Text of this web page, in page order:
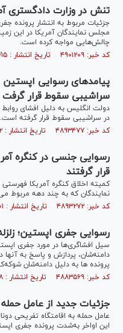
تنش در وزارت دادگستری
جزئیات مربوط به انتشار پرونده
مجلس نمایندگان آمریکا در این
چالش‌هایی مواجه کرده است.
کد خبر: ۴۹۰۱۲۰۹ تاریخ انتشار : ۱۴۰۵/۰۳/۱۵
پیامدهای رسوایی اپستین
سراشیبی سقوط قرار گرفت
دولت انگلیس به دلیل افشای
در سراشیبی سقوط قرار گرفته است.
کد خبر: ۴۸۹۳۴۷۷ تاریخ انتشار : ۱۴۰۵/۰۲/۰۲
رسوایی جنسی در کنگره
قرار گرفتند
کمیته اخلاق کنگره آمریکا
نمایندگان که به چند دهه مربوط
کد خبر: ۴۸۹۳۲۷۲ تاریخ انتشار : ۱۴۰۵/۰۲/۰۱
رسوایی جفری اپستین؛
سیل افشاگری‌ها در مورد جفری
دامنه‌شان، پردازش و پاسخ به
پرونده ها به دلیل دامنه‌شان
کد خبر: ۴۸۸۳۵۶۹ تاریخ انتشار : ۱۴۰۴/۱۲/۰۸
جزئیات جدید از عامل حمله
عامل حمله به اقامتگاه تفریحی
این اواخر به‌شدت پرونده جفری